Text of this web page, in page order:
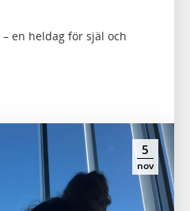
en heldag för själ och
5
nov